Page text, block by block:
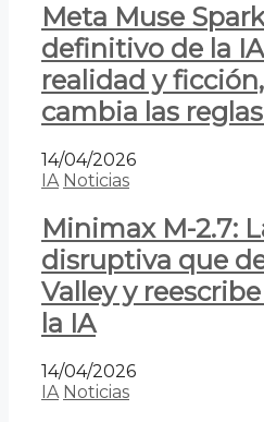
Meta Muse
definitivo de la
realidad y
cambia las
14/04/2026
IA Noticias
Minimax M-2.7:
disruptiva que
Valley y
la IA
14/04/2026
IA Noticias